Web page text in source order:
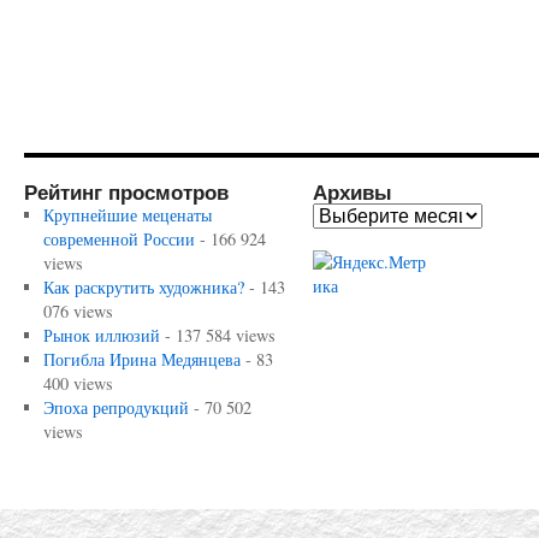
Рейтинг просмотров
Крупнейшие меценаты
современной России - 166 924
views
Как раскрутить художника?- 143
076 views
Рынок иллюзий - 137 584 views
Погибла Ирина Медянцева- 83
400 views
Эпоха репродукций - 70 502
views
Архивы